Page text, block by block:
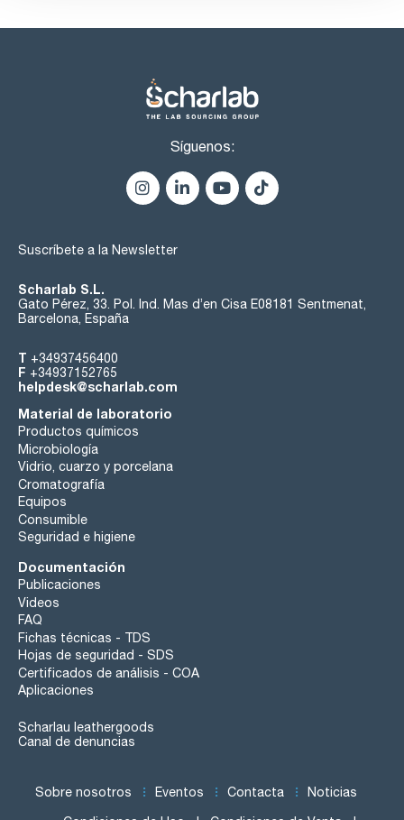
Síguenos:
Suscríbete a la Newsletter
Scharlab S.L.
Gato Pérez, 33. Pol. Ind. Mas d’en Cisa E08181 Sentmenat,
Barcelona, España
T +34937456400
F +34937152765
helpdesk@scharlab.com
Material de laboratorio
Productos químicos
Microbiología
Vidrio, cuarzo y porcelana
Cromatografía
Equipos
Consumible
Seguridad e higiene
Documentación
Publicaciones
Videos
FAQ
Fichas técnicas - TDS
Hojas de seguridad - SDS
Certificados de análisis - COA
Aplicaciones
Scharlau leathergoods
Canal de denuncias
Sobre nosotros Eventos Contacta Noticias